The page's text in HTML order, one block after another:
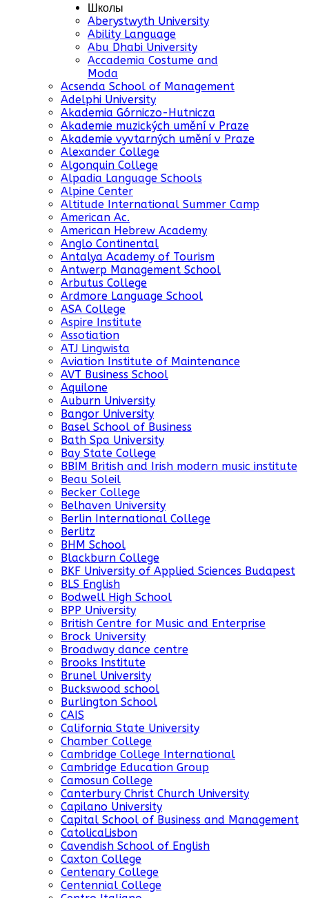
Школы
Aberystwyth University
Ability Language
Abu Dhabi University
Accademia Costume and
Moda
Acsenda School of Management
Adelphi University
Akademia Górniczo-Hutnicza
Akademie muzických umění v Praze
Akademie vyvtarných umění v Praze
Alexander College
Algonquin College
Alpadia Language Schools
Alpine Center
Altitude International Summer Camp
American Ac.
American Hebrew Academy
Anglo Continental
Antalya Academy of Tourism
Antwerp Management School
Arbutus College
Ardmore Language School
ASA College
Aspire Institute
Assotiation
ATJ Lingwista
Aviation Institute of Maintenance
AVT Business School
Aquilone
Auburn University
Bangor University
Basel School of Business
Bath Spa University
Bay State College
BBIM British and Irish modern music institute
Beau Soleil
Becker College
Belhaven University
Berlin International College
Berlitz
BHM School
Blackburn College
BKF University of Applied Sciences Budapest
BLS English
Bodwell High School
BPP University
British Centre for Music and Enterprise
Brock University
Broadway dance centre
Brooks Institute
Brunel University
Buckswood school
Burlington School
CAIS
California State University
Chamber College
Cambridge College International
Cambridge Education Group
Camosun College
Canterbury Christ Church University
Capilano University
Capital School of Business and Management
CatolicaLisbon
Cavendish School of English
Caxton College
Centenary College
Centennial College